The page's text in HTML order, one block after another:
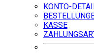
KONTO-
KASSE